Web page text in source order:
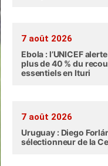
7 août 2026
Ebola : l’UNICEF
plus de 40 % du
essentiels en Ituri
7 août 2026
Uruguay : Diego
sélectionneur de la